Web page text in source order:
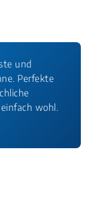
und
Perfekte
wohl.